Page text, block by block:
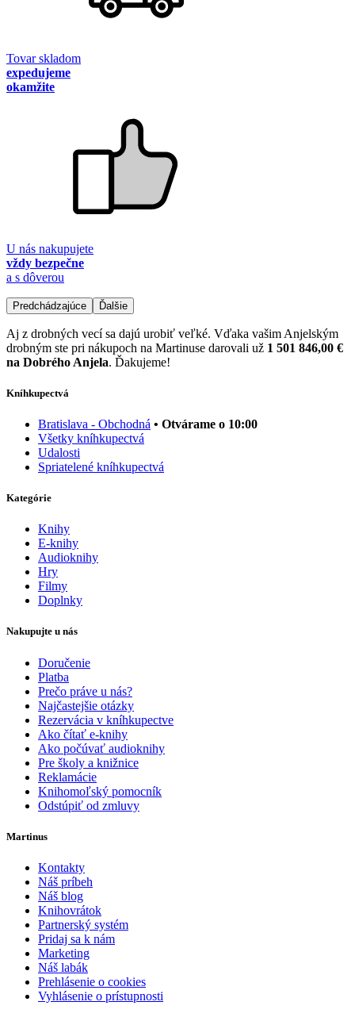
Tovar skladom
expedujeme
okamžite
U nás nakupujete
vždy bezpečne
a s dôverou
Predchádzajúce Ďalšie
Aj z drobných vecí sa dajú urobiť veľké. Vďaka vašim Anjelským
drobným ste pri nákupoch na Martinuse darovali už 1 501 846,00 €
na Dobrého Anjela. Ďakujeme!
Kníhkupectvá
Bratislava - Obchodná • Otvárame o 10:00
Všetky kníhkupectvá
Udalosti
Spriatelené kníhkupectvá
Kategórie
Knihy
E-knihy
Audioknihy
Hry
Filmy
Doplnky
Nakupujte u nás
Doručenie
Platba
Prečo práve u nás?
Najčastejšie otázky
Rezervácia v kníhkupectve
Ako čítať e-knihy
Ako počúvať audioknihy
Pre školy a knižnice
Reklamácie
Knihomoľský pomocník
Odstúpiť od zmluvy
Martinus
Kontakty
Náš príbeh
Náš blog
Knihovrátok
Partnerský systém
Pridaj sa k nám
Marketing
Náš labák
Prehlásenie o cookies
Vyhlásenie o prístupnosti